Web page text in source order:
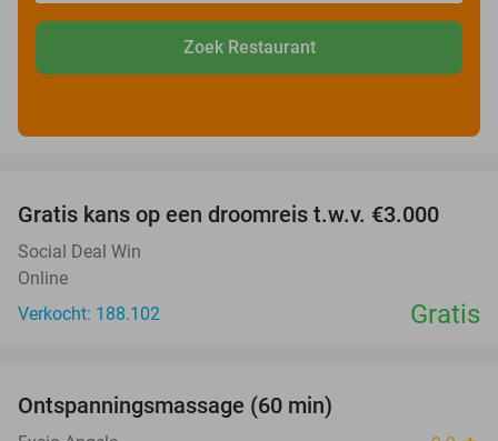
Zoek Restaurant
Gratis kans op een droomreis t.w.v. €3.000
Social Deal Win
Online
Verkocht: 188.102
Gratis
Ontspanningsmassage (60 min)